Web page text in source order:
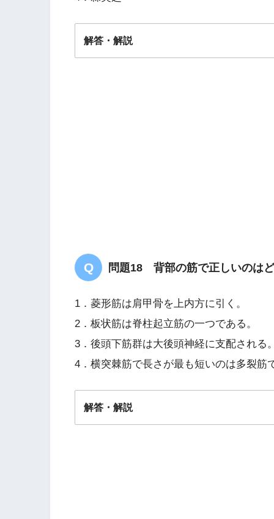
解答・解説
問題18 背部の筋で正しいのは
1．菱形筋は肩甲骨を上内方に引く。
2．板状筋は脊柱起立筋の一つである。
3．後頭下筋群は大後頭神経に支配される
4．横突棘筋で長さが最も短いのは多裂筋
解答・解説